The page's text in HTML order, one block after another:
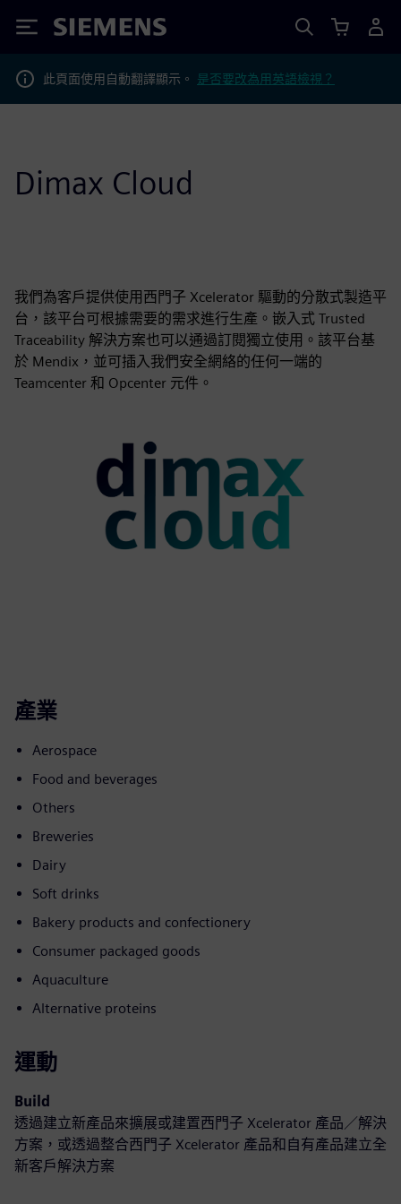
Siemens
此頁面使用自動翻譯顯示。 是否要改為用英語檢視？
Dimax Cloud
我們為客戶提供使用西門子 Xcelerator 驅動的分散式製造平
台，該平台可根據需要的需求進行生產。嵌入式 Trusted
Traceability 解決方案也可以通過訂閱獨立使用。該平台基
於 Mendix，並可插入我們安全網絡的任何一端的
Teamcenter 和 Opcenter 元件。
產業
Aerospace
Food and beverages
Others
Breweries
Dairy
Soft drinks
Bakery products and confectionery
Consumer packaged goods
Aquaculture
Alternative proteins
運動
Build
透過建立新產品來擴展或建置西門子 Xcelerator 產品／解決
方案，或透過整合西門子 Xcelerator 產品和自有產品建立全
新客戶解決方案